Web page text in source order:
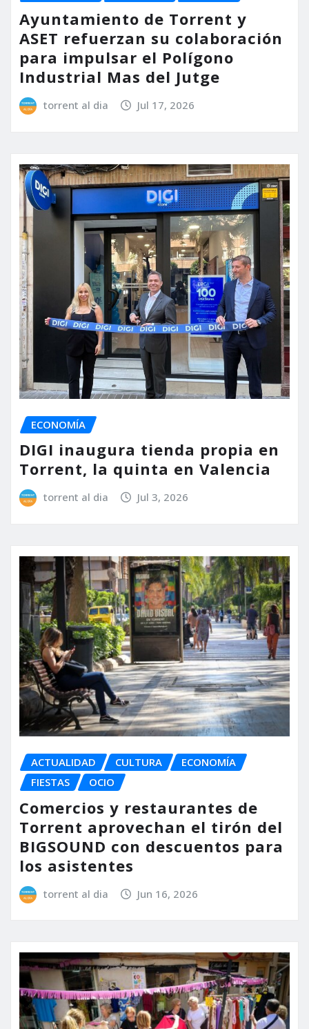
Ayuntamiento de Torrent y
ASET refuerzan su colaboración
para impulsar el Polígono
Industrial Mas del Jutge
torrent al dia Jul 17, 2026
ECONOMÍA
DIGI inaugura tienda propia en
Torrent, la quinta en Valencia
torrent al dia Jul 3, 2026
ACTUALIDAD CULTURA
ECONOMÍA
FIESTAS
OCIO
Comercios y restaurantes de
Torrent aprovechan el tirón del
BIGSOUND con descuentos para
los asistentes
torrent al dia Jun 16, 2026